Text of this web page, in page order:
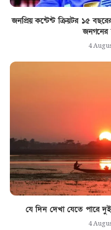
জনপ্রিয় কন্টেন্ট ক্রিয়টর ১৫
জনগনের
4
যে দিন দেখা যেতে পারে
4